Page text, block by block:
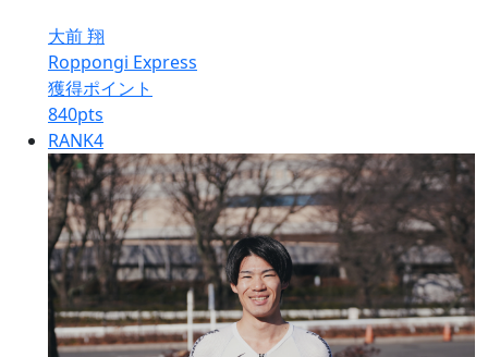
大前 翔
Roppongi Express
獲得ポイント
840pts
RANK4